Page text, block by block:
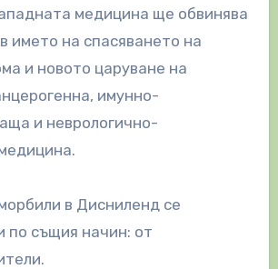
медицина ще обвинява
името на спасяването на
и новото царуване на
имунно-
и неврологично-
в Дисниленд се
по същия начин: от